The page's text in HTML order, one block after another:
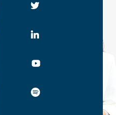
Profil
Profil
Linkedin
UKSW
UKSW